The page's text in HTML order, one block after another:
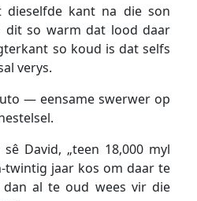
dieselfde kant na die son
so warm dat lood daar
so koud is dat selfs
verys.
— eensame swerwer op
David, „teen 18,000 myl
twintig jaar kos om daar te
dan al te oud wees vir die